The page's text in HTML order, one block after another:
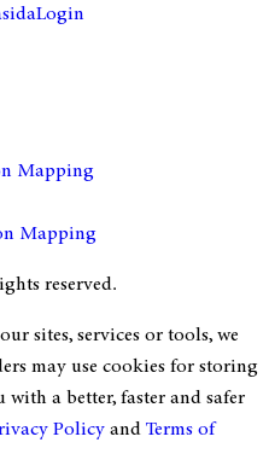
Login
Mapping
Mapping
reserved.
sites, services or tools, we
may use cookies for storing
a better, faster and safer
PolicyandTerms of